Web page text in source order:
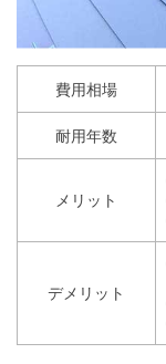
費用相場
耐用年数
メリット
デメリット